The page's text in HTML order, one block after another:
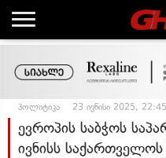
პოლიტიკა 23 ივნისი 2025, 22:45
ევროპის საბჭოს
ივნისს საქართველოს